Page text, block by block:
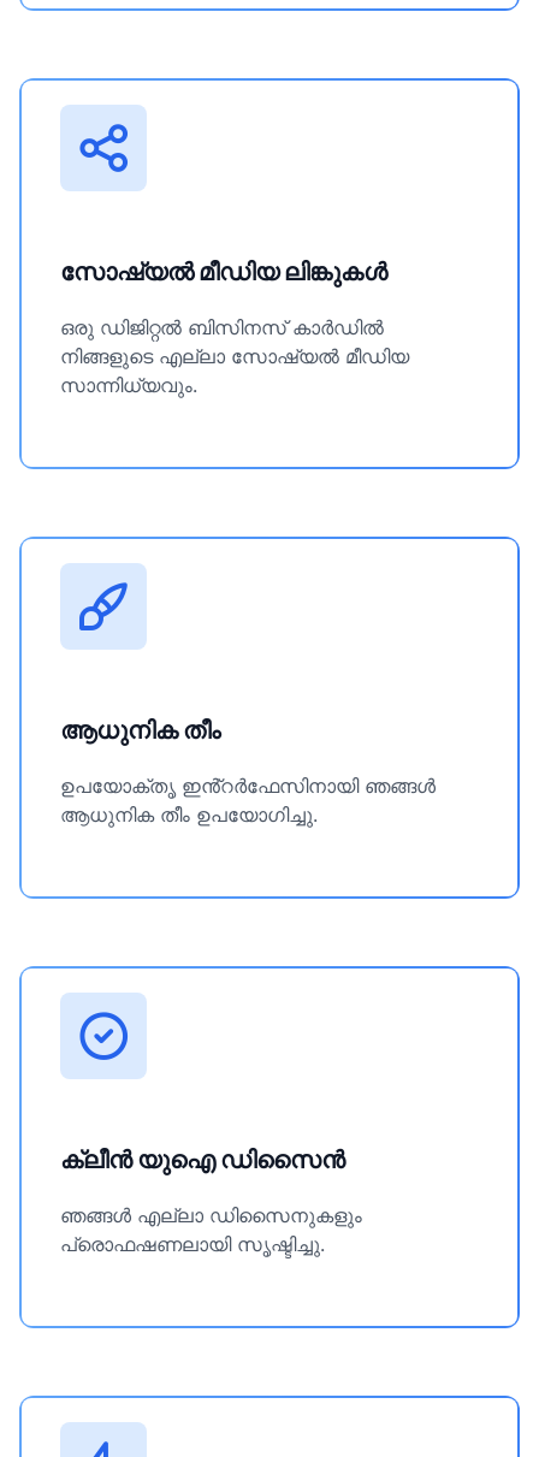
സോഷ്യൽ മീഡിയ ലിങ്കുകൾ
ഒരു ഡിജിറ്റൽ ബിസിനസ് കാർഡിൽ
നിങ്ങളുടെ എല്ലാ സോഷ്യൽ മീഡിയ
സാന്നിധ്യവും.
ആധുനിക തീം
ഉപയോക്തൃ ഇൻ്റർഫേസിനായി ഞങ്ങൾ
ആധുനിക തീം ഉപയോഗിച്ചു.
ക്ലീൻ യുഐ ഡിസൈൻ
ഞങ്ങൾ എല്ലാ ഡിസൈനുകളും
പ്രൊഫഷണലായി സൃഷ്ടിച്ചു.